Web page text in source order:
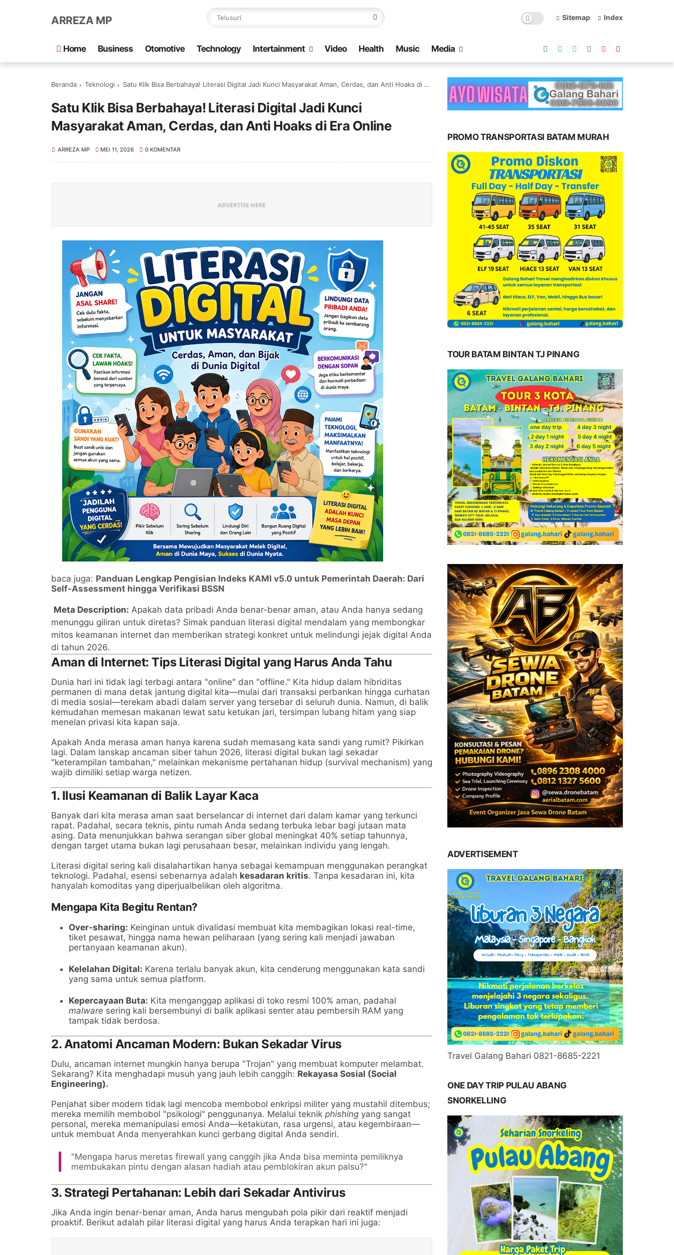
ARREZA MP Sitemap Index
Home Business Otomotive Technology Intertainment Video Health Music Media
Beranda Teknologi Satu Klik Bisa Berbahaya! Literasi Digital Jadi Kunci Masyarakat Aman, Cerdas, dan Anti Hoaks di Era Online
Satu Klik Bisa Berbahaya! Literasi Digital Jadi Kunci
Masyarakat Aman, Cerdas, dan Anti Hoaks di Era Online
ARREZA MP MEI 11, 2026 0 KOMENTAR
baca juga: Panduan Lengkap Pengisian Indeks KAMI v5.0 untuk Pemerintah Daerah: Dari
Self-Assessment hingga Verifikasi BSSN
Meta Description: Apakah data pribadi Anda benar-benar aman, atau Anda hanya sedang
menunggu giliran untuk diretas? Simak panduan literasi digital mendalam yang membongkar
mitos keamanan internet dan memberikan strategi konkret untuk melindungi jejak digital Anda
di tahun 2026.
Aman di Internet: Tips Literasi Digital yang Harus Anda Tahu
Dunia hari ini tidak lagi terbagi antara "online" dan "offline." Kita hidup dalam hibriditas
permanen di mana detak jantung digital kita—mulai dari transaksi perbankan hingga curhatan
di media sosial—terekam abadi dalam server yang tersebar di seluruh dunia. Namun, di balik
kemudahan memesan makanan lewat satu ketukan jari, tersimpan lubang hitam yang siap
menelan privasi kita kapan saja.
Apakah Anda merasa aman hanya karena sudah memasang kata sandi yang rumit? Pikirkan
lagi. Dalam lanskap ancaman siber tahun 2026, literasi digital bukan lagi sekadar
"keterampilan tambahan," melainkan mekanisme pertahanan hidup (survival mechanism) yang
wajib dimiliki setiap warga netizen.
1. Ilusi Keamanan di Balik Layar Kaca
Banyak dari kita merasa aman saat berselancar di internet dari dalam kamar yang terkunci
rapat. Padahal, secara teknis, pintu rumah Anda sedang terbuka lebar bagi jutaan mata
asing. Data menunjukkan bahwa serangan siber global meningkat 40% setiap tahunnya,
dengan target utama bukan lagi perusahaan besar, melainkan individu yang lengah.
Literasi digital sering kali disalahartikan hanya sebagai kemampuan menggunakan perangkat
teknologi. Padahal, esensi sebenarnya adalah kesadaran kritis. Tanpa kesadaran ini, kita
hanyalah komoditas yang diperjualbelikan oleh algoritma.
Mengapa Kita Begitu Rentan?
Over-sharing: Keinginan untuk divalidasi membuat kita membagikan lokasi real-time,
tiket pesawat, hingga nama hewan peliharaan (yang sering kali menjadi jawaban
pertanyaan keamanan akun).
Kelelahan Digital: Karena terlalu banyak akun, kita cenderung menggunakan kata sandi
yang sama untuk semua platform.
Kepercayaan Buta: Kita menganggap aplikasi di toko resmi 100% aman, padahal
malware sering kali bersembunyi di balik aplikasi senter atau pembersih RAM yang
tampak tidak berdosa.
2. Anatomi Ancaman Modern: Bukan Sekadar Virus
Dulu, ancaman internet mungkin hanya berupa "Trojan" yang membuat komputer melambat.
Sekarang? Kita menghadapi musuh yang jauh lebih canggih: Rekayasa Sosial (Social
Engineering).
Penjahat siber modern tidak lagi mencoba membobol enkripsi militer yang mustahil ditembus;
mereka memilih membobol "psikologi" penggunanya. Melalui teknik phishing yang sangat
personal, mereka memanipulasi emosi Anda—ketakutan, rasa urgensi, atau kegembiraan—
untuk membuat Anda menyerahkan kunci gerbang digital Anda sendiri.
"Mengapa harus meretas firewall yang canggih jika Anda bisa meminta pemiliknya
membukakan pintu dengan alasan hadiah atau pemblokiran akun palsu?"
3. Strategi Pertahanan: Lebih dari Sekadar Antivirus
Jika Anda ingin benar-benar aman, Anda harus mengubah pola pikir dari reaktif menjadi
proaktif. Berikut adalah pilar literasi digital yang harus Anda terapkan hari ini juga:
PROMO TRANSPORTASI BATAM MURAH
TOUR BATAM BINTAN TJ PINANG
ADVERTISEMENT
Travel Galang Bahari 0821-8685-2221
ONE DAY TRIP PULAU ABANG
SNORKELLING